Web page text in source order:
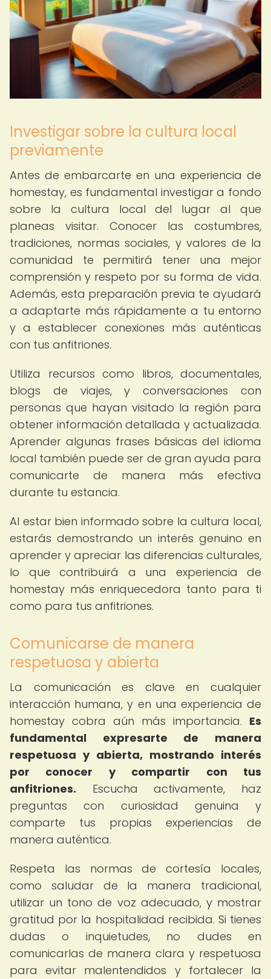
Investigar sobre la cultura local
previamente
Antes de embarcarte en una experiencia de
homestay, es fundamental investigar a fondo
sobre la cultura local del lugar al que
planeas visitar. Conocer las costumbres,
tradiciones, normas sociales, y valores de la
comunidad te permitirá tener una mejor
comprensión y respeto por su forma de vida.
Además, esta preparación previa te ayudará
a adaptarte más rápidamente a tu entorno
y a establecer conexiones más auténticas
con tus anfitriones.
Utiliza recursos como libros, documentales,
blogs de viajes, y conversaciones con
personas que hayan visitado la región para
obtener información detallada y actualizada.
Aprender algunas frases básicas del idioma
local también puede ser de gran ayuda para
comunicarte de manera más efectiva
durante tu estancia.
Al estar bien informado sobre la cultura local,
estarás demostrando un interés genuino en
aprender y apreciar las diferencias culturales,
lo que contribuirá a una experiencia de
homestay más enriquecedora tanto para ti
como para tus anfitriones.
Comunicarse de manera
respetuosa y abierta
La comunicación es clave en cualquier
interacción humana, y en una experiencia de
homestay cobra aún más importancia. Es
fundamental expresarte de manera
respetuosa y abierta, mostrando interés
por conocer y compartir con tus
anfitriones. Escucha activamente, haz
preguntas con curiosidad genuina y
comparte tus propias experiencias de
manera auténtica.
Respeta las normas de cortesía locales,
como saludar de la manera tradicional,
utilizar un tono de voz adecuado, y mostrar
gratitud por la hospitalidad recibida. Si tienes
dudas o inquietudes, no dudes en
comunicarlas de manera clara y respetuosa
para evitar malentendidos y fortalecer la